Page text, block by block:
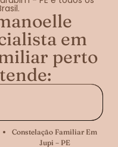
em
perto
Constelação Familiar Em
Jupi – PE